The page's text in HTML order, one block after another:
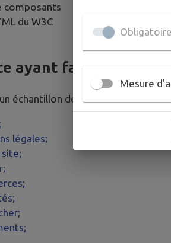
composants
du W3C
ayant fait l’objet
échantillon de 8 pages.
légales;
site;
Obligatoire
Mesure